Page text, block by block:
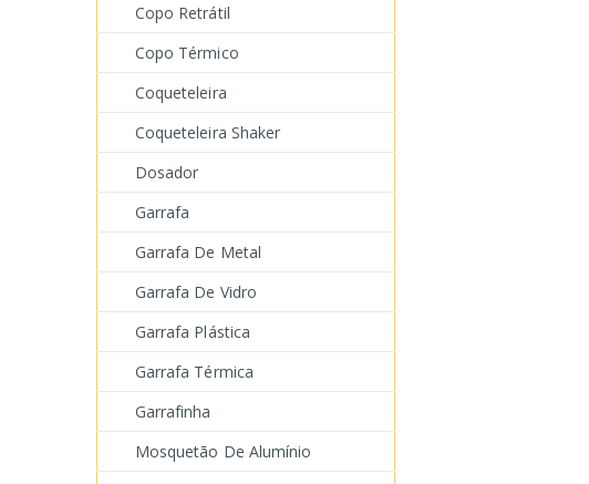
Copo Retrátil
Copo Térmico
Coqueteleira
Coqueteleira Shaker
Dosador
Garrafa
Garrafa De Metal
Garrafa De Vidro
Garrafa Plástica
Garrafa Térmica
Garrafinha
Mosquetão De Alumínio